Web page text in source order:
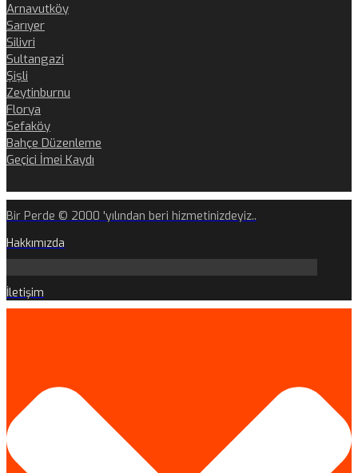
Arnavutköy
Sarıyer
Silivri
Sultangazi
Şişli
Zeytinburnu
Florya
Sefaköy
Bahçe Düzenleme
Geçici İmei Kaydı
Bir Perde © 2000 'yılından beri hizmetinizdeyiz..
Hakkımızda
İletişim